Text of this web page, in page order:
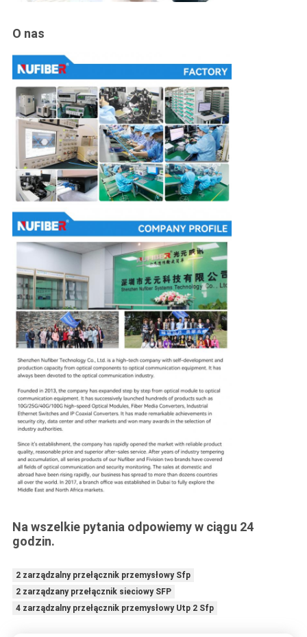
O nas
Na wszelkie pytania odpowiemy w ciągu 24
godzin.
2 zarządzalny przełącznik przemysłowy Sfp
2 zarządzany przełącznik sieciowy SFP
4 zarządzalny przełącznik przemysłowy Utp 2 Sfp